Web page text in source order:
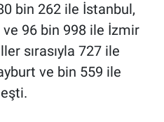
bin 262 ile İstanbul,
96 bin 998 ile İzmir
sırasıyla 727 ile
ve bin 559 ile